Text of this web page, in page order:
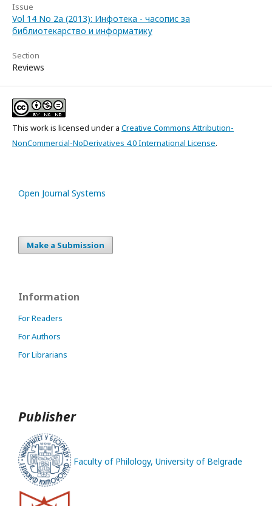
Issue
Vol 14 No 2a (2013): Инфотека - часопис за
библиотекарство и информатику
Section
Reviews
This work is licensed under a Creative Commons Attribution-
NonCommercial-NoDerivatives 4.0 International License.
Open Journal Systems
Make a Submission
Information
For Readers
For Authors
For Librarians
Publisher
Faculty of Philology, University of Belgrade